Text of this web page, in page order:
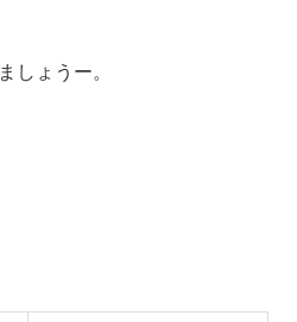
しょうー。